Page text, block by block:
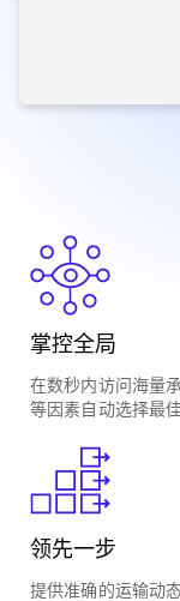
掌控全局
在数秒内访问海量
等因素自动选择最佳
领先一步
提供准确的运输动